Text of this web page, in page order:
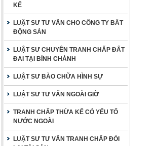
KẾ
LUẬT SƯ TƯ VẤN CHO CÔNG TY BẤT
ĐỘNG SẢN
LUẬT SƯ CHUYÊN TRANH CHẤP ĐẤT
ĐAI TẠI BÌNH CHÁNH
LUẬT SƯ BÀO CHỮA HÌNH SỰ
LUẬT SƯ TƯ VẤN NGOÀI GIỜ
TRANH CHẤP THỪA KẾ CÓ YẾU TỐ
NƯỚC NGOÀI
LUẬT SƯ TƯ VẤN TRANH CHẤP ĐÒI